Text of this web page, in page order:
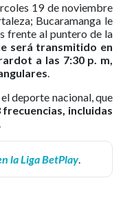
19 de noviembre
Bucaramanga le
frente al puntero de la
será transmitido en
a las 7:30 p. m,
.
deporte nacional, que
frecuencias, incluidas
la Liga BetPlay.